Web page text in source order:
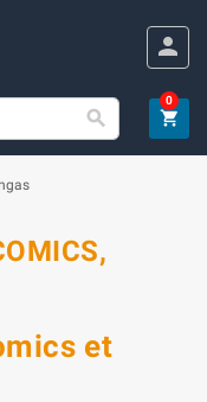
person
 shopping_cart
0
et